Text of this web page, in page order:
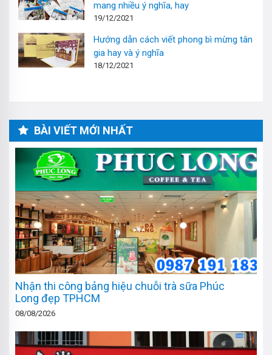
mang nhiều ý nghĩa, hay
19/12/2021
Hướng dẫn cách viết phong bì mừng tân
gia hay và ý nghĩa
18/12/2021
BÀI VIẾT MỚI NHẤT
Nhận thi công bảng hiệu chuỗi trà sữa Phúc
Long đẹp TPHCM
08/08/2026